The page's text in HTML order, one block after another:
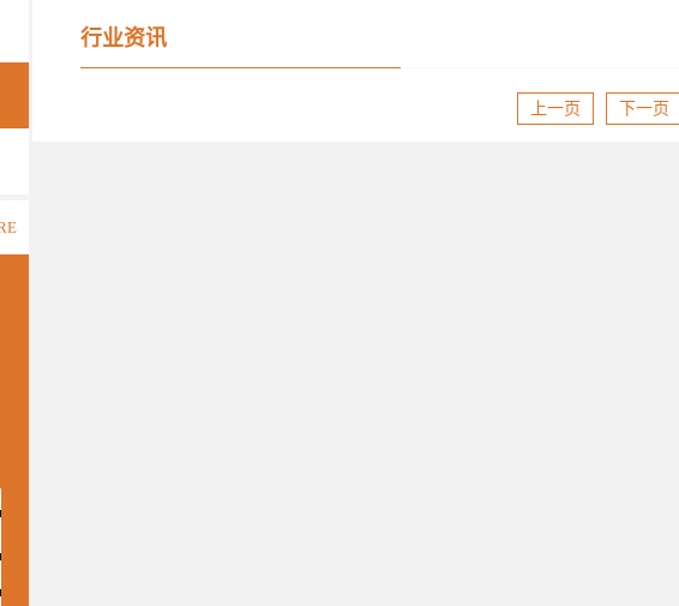
行业资讯
上一页 下一页